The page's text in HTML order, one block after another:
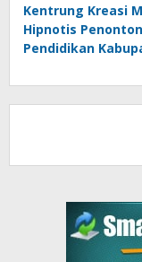
Kentrung Kreasi
Hipnotis
Pendidikan